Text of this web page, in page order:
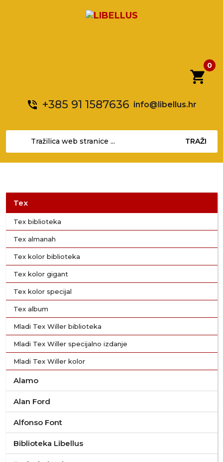
shopping_cart
0
phone_in_talk +385 91 1587636 info@libellus.hr
TRAŽI
Tex
Tex biblioteka
Tex almanah
Tex kolor biblioteka
Tex kolor gigant
Tex kolor specijal
Tex album
Mladi Tex Willer biblioteka
Mladi Tex Willer specijalno izdanje
Mladi Tex Willer kolor
Alamo
Alan Ford
Alfonso Font
Biblioteka Libellus